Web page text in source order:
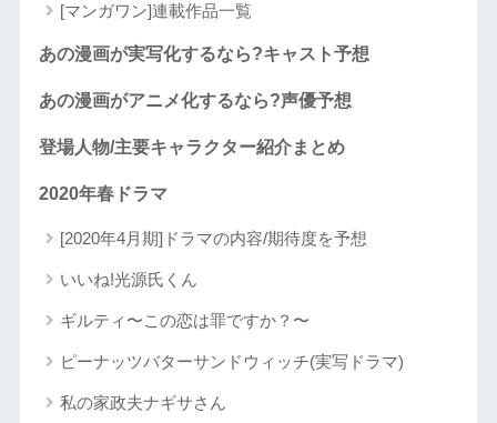
[マンガワン]連載作品一覧
あの漫画が実写化するなら?キャスト予想
あの漫画がアニメ化するなら?声優予想
登場人物/主要キャラクター紹介まとめ
2020年春ドラマ
[2020年4月期]ドラマの内容/期待度を予想
いいね!光源氏くん
ギルティ〜この恋は罪ですか？〜
ピーナッツバターサンドウィッチ(実写ドラマ)
私の家政夫ナギサさん